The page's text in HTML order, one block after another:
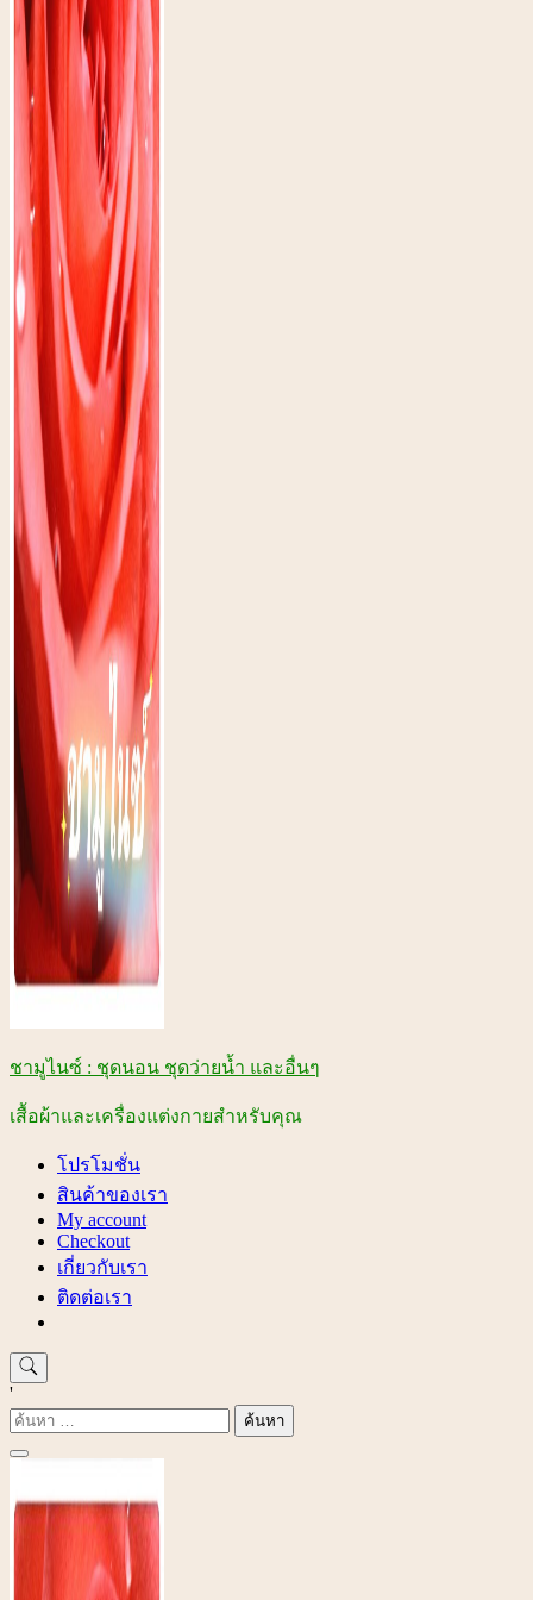
ชามูไนซ์ : ชุดนอน ชุดว่ายน้ำ และอื่นๆ
เสื้อผ้าและเครื่องแต่งกายสำหรับคุณ
โปรโมชั่น
สินค้าของเรา
My account
Checkout
เกี่ยวกับเรา
ติดต่อเรา
'
ค้นหา
สำหรับ: